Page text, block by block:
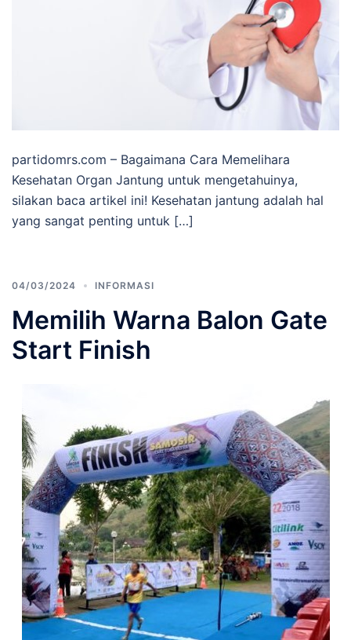
partidomrs.com – Bagaimana Cara Memelihara
Kesehatan Organ Jantung untuk mengetahuinya,
silakan baca artikel ini! Kesehatan jantung adalah hal
yang sangat penting untuk […]
04/03/2024 INFORMASI
Memilih Warna Balon Gate
Start Finish